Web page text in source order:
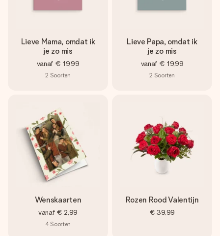
Lieve Mama, omdat ik
je zo mis
vanaf € 19,99
2 Soorten
Lieve Papa, omdat ik
je zo mis
vanaf € 19,99
2 Soorten
Wenskaarten
vanaf € 2,99
4 Soorten
Rozen Rood Valentijn
€ 39,99